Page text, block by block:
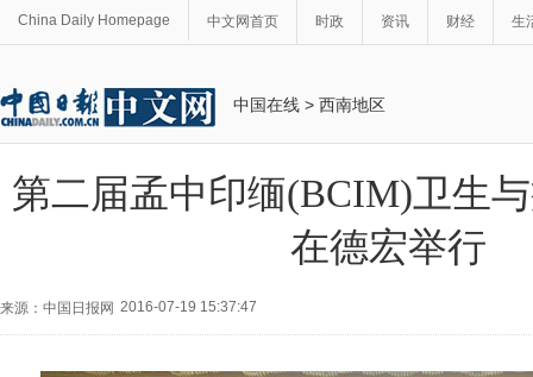
China Daily Homepage 中文网首页 时政 资讯 财经 生
中国在线 > 西南地区
第二届孟中印缅(BCIM)卫生
在德宏举行
来源：中国日报网 2016-07-19 15:37:47